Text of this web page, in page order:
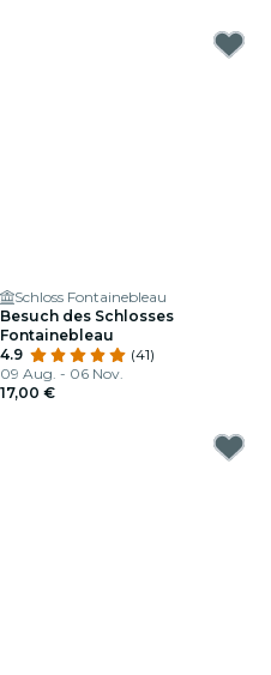
Schloss Fontainebleau
Besuch des Schlosses
Fontainebleau
4.9
(41)
09 Aug. - 06 Nov.
17,00 €